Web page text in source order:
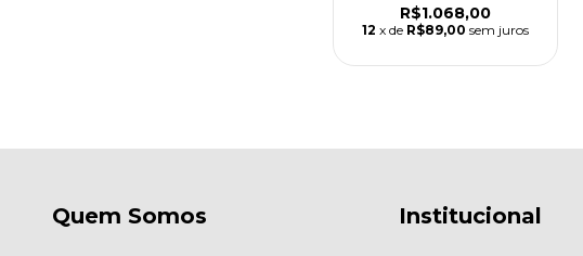
R$1.068,00
12 x de R$89,00 sem juros
Quem Somos Institucional